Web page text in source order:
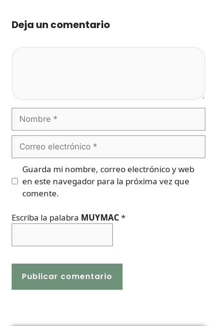
Deja un comentario
electrónico
Guarda mi nombre, correo electrónico y web
en este navegador para la próxima vez que
comente.
Escriba la palabra MUYMAC *